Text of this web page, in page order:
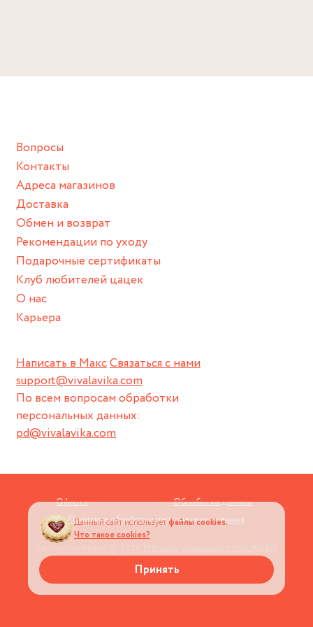
Снимайте ваше украшение перед купанием (и в море, и в
спортивный инвентарь).
Храните изделие в сухом месте.
Для надежного хранения мы доставляем все изделия в
нашей фирменной коробке или упаковке бренда.
Пожалуйста, используйте эту упаковку для хранения,
пока не носите украшение на себе.
Написать в МаксСвязаться с нами
support@vivalavika.com
По всем вопросам обработки
персональных данных:
pd@vivalavika.com
Вопросы
Контакты
Адреса магазинов
Доставка
Обмен и возврат
Рекомендации по уходу
Подарочные сертификаты
Клуб любителей цацек
О нас
Карьера
Оферта
Обработка данных
Политика обработки персональных данных
Данный сайт используетфайлы cookies.
Что такое cookies?
Принять